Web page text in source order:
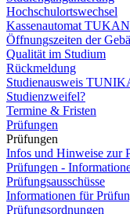
Hochschulortswechsel
Kassenautomat TUKAN
Öffnungszeiten der
Qualität im Studium
Rückmeldung
Studienausweis
Studienzweifel?
Termine & Fristen
Prüfungen
Prüfungen
Infos und Hinweise zur
Prüfungen -
Prüfungsausschüsse
Informationen für
Prüfungsordnungen